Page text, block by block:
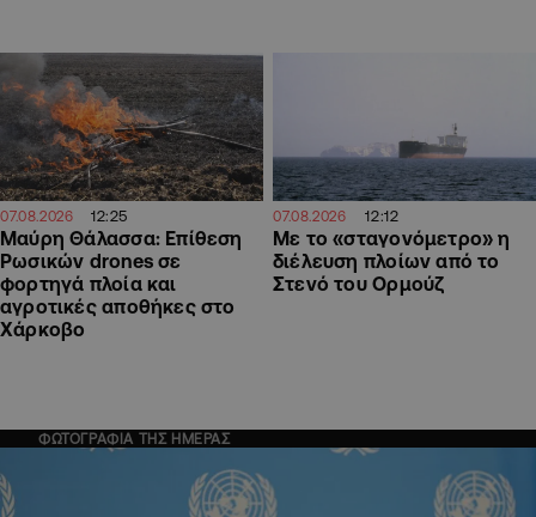
07.08.2026 12:25
Μαύρη Θάλασσα: Επίθεση
Ρωσικών drones σε
φορτηγά πλοία και
αγροτικές αποθήκες στο
Χάρκοβο
07.08.2026 12:12
Με το «σταγονόμετρο» η
διέλευση πλοίων από το
Στενό του Ορμούζ
ΦΩΤΟΓΡΑΦΙΑ ΤΗΣ ΗΜΕΡΑΣ